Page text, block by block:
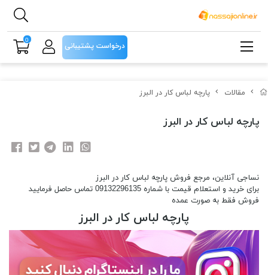
مقالات پارچه لباس کار در البرز
پارچه لباس کار در البرز
نساجی آنلاین، مرجع فروش پارچه لباس کار در البرز
برای خرید و استعلام قیمت با شماره 09132296135 تماس حاصل فرمایید
فروش فقط به صورت عمده
پارچه لباس کار در البرز
درخواست پشتیبانی
0